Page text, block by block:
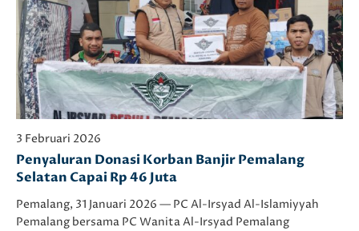
3 Februari 2026
Penyaluran Donasi Korban Banjir Pemalang
Selatan Capai Rp 46 Juta
Pemalang, 31 Januari 2026 — PC Al-Irsyad Al-Islamiyyah
Pemalang bersama PC Wanita Al-Irsyad Pemalang